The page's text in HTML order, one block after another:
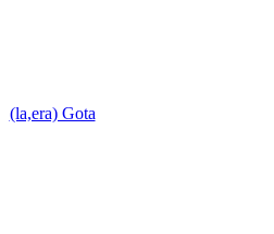
(la,era) Gota